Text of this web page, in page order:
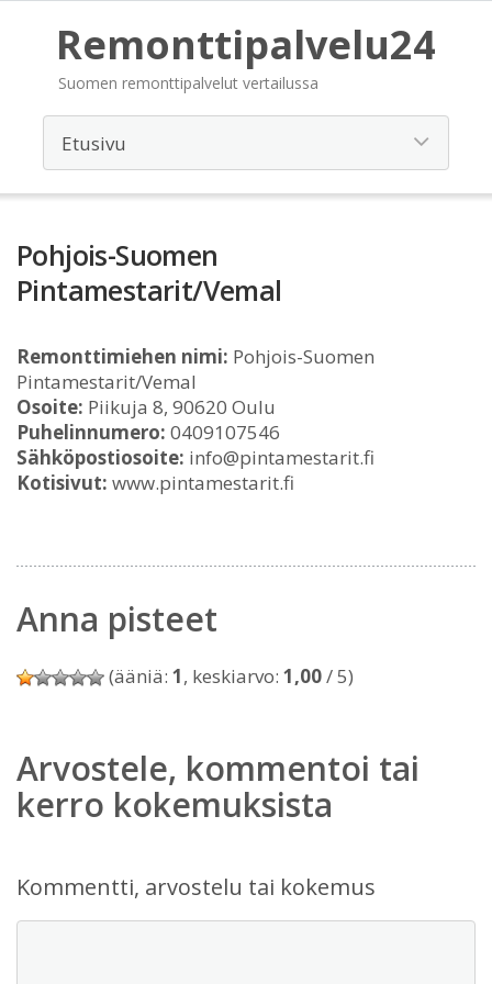
Remonttipalvelu24
Suomen remonttipalvelut vertailussa
Pohjois-Suomen
Pintamestarit/Vemal
Remonttimiehen nimi: Pohjois-Suomen
Pintamestarit/Vemal
Osoite: Piikuja 8, 90620 Oulu
Puhelinnumero: 0409107546
Sähköpostiosoite: info@pintamestarit.fi
Kotisivut: www.pintamestarit.fi
Anna pisteet
(ääniä: 1, keskiarvo: 1,00/ 5)
Arvostele, kommentoi tai
kerro kokemuksista
Kommentti, arvostelu tai kokemus